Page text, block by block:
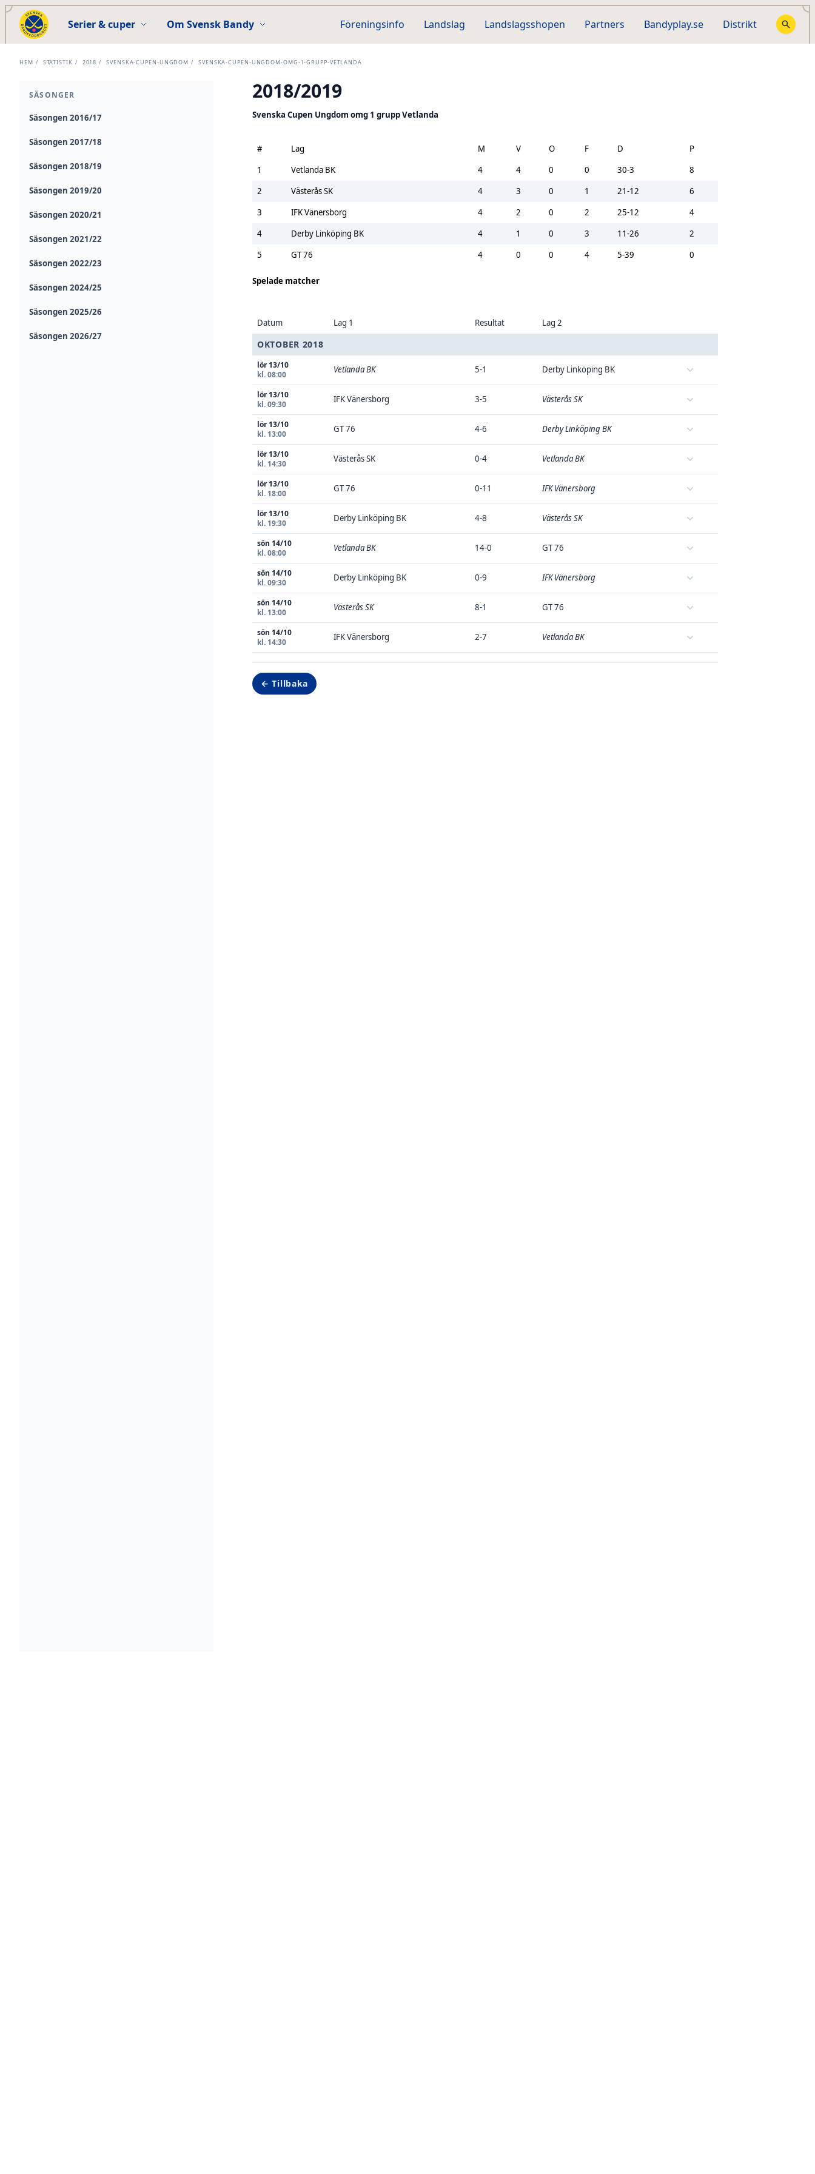
Serier & cuper Om Svensk Bandy Föreningsinfo Landslag Landslagsshopen Partners Bandyplay.se Distrikt
HEM / STATISTIK / 2018 / SVENSKA-CUPEN-UNGDOM / SVENSKA-CUPEN-UNGDOM-OMG-1-GRUPP-VETLANDA
SÄSONGER
Säsongen 2016/17
Säsongen 2017/18
Säsongen 2018/19
Säsongen 2019/20
Säsongen 2020/21
Säsongen 2021/22
Säsongen 2022/23
Säsongen 2024/25
Säsongen 2025/26
Säsongen 2026/27
2018/2019
Svenska Cupen Ungdom omg 1 grupp Vetlanda
# Lag M V O F D
P
1
Vetlanda BK 4 4 0 0 30-3
8
2
Västerås SK 4 3 0 1 21-12
6
3
IFK Vänersborg 4 2 0 2 25-12
4
4
Derby Linköping BK 4 1 0 3 11-26
2
5
GT 76 4 0 0 4 5-39 0
Spelade matcher
Datum Lag 1 Resultat Lag 2
OKTOBER 2018
lör 13/10
kl. 08:00
Vetlanda BK 5-1 Derby Linköping BK
lör 13/10
kl. 09:30
IFK Vänersborg 3-5 Västerås SK
lör 13/10
kl. 13:00
GT 76 4-6 Derby Linköping BK
lör 13/10
kl. 14:30
Västerås SK 0-4 Vetlanda BK
lör 13/10
kl. 18:00
GT 76 0-11 IFK Vänersborg
lör 13/10
kl. 19:30
Derby Linköping BK 4-8 Västerås SK
sön 14/10
kl. 08:00
Vetlanda BK 14-0 GT 76
sön 14/10
kl. 09:30
Derby Linköping BK 0-9 IFK Vänersborg
sön 14/10
kl. 13:00
Västerås SK 8-1 GT 76
sön 14/10
kl. 14:30
IFK Vänersborg 2-7 Vetlanda BK
← Tillbaka